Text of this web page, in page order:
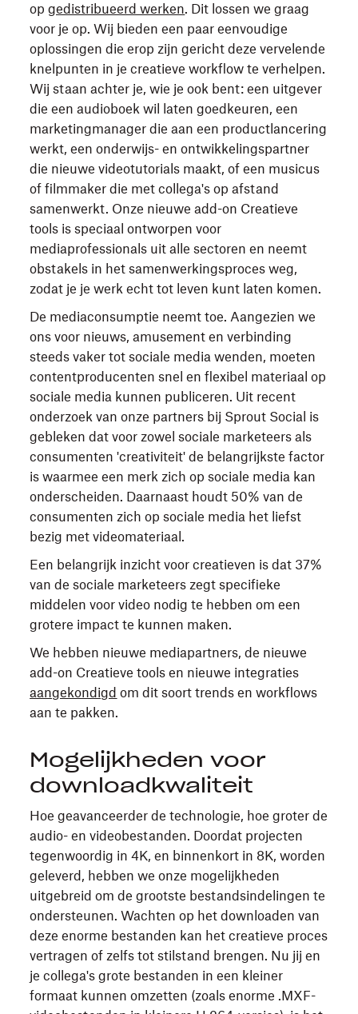
opgedistribueerd werken. Dit lossen we graag
voor je op. Wij bieden een paar eenvoudige
oplossingen die erop zijn gericht deze vervelende
knelpunten in je creatieve workflow te verhelpen.
Wij staan achter je, wie je ook bent: een uitgever
die een audioboek wil laten goedkeuren, een
marketingmanager die aan een productlancering
werkt, een onderwijs- en ontwikkelingspartner
die nieuwe videotutorials maakt, of een musicus
of filmmaker die met collega's op afstand
samenwerkt. Onze nieuwe add-on Creatieve
tools is speciaal ontworpen voor
mediaprofessionals uit alle sectoren en neemt
obstakels in het samenwerkingsproces weg,
zodat je je werk echt tot leven kunt laten komen.
De mediaconsumptie neemt toe. Aangezien we
ons voor nieuws, amusement en verbinding
steeds vaker tot sociale media wenden, moeten
contentproducenten snel en flexibel materiaal op
sociale media kunnen publiceren. Uit recent
onderzoek van onze partners bij Sprout Social is
gebleken dat voor zowel sociale marketeers als
consumenten 'creativiteit' de belangrijkste factor
is waarmee een merk zich op sociale media kan
onderscheiden. Daarnaast houdt 50% van de
consumenten zich op sociale media het liefst
bezig met videomateriaal.
Een belangrijk inzicht voor creatieven is dat 37%
van de sociale marketeers zegt specifieke
middelen voor video nodig te hebben om een
grotere impact te kunnen maken.
We hebben nieuwe mediapartners, de nieuwe
add-on Creatieve tools en nieuwe integraties
aangekondigd om dit soort trends en workflows
aan te pakken.
Mogelijkheden voor
downloadkwaliteit
Hoe geavanceerder de technologie, hoe groter de
audio- en videobestanden. Doordat projecten
tegenwoordig in 4K, en binnenkort in 8K, worden
geleverd, hebben we onze mogelijkheden
uitgebreid om de grootste bestandsindelingen te
ondersteunen. Wachten op het downloaden van
deze enorme bestanden kan het creatieve proces
vertragen of zelfs tot stilstand brengen. Nu jij en
je collega's grote bestanden in een kleiner
formaat kunnen omzetten (zoals enorme .MXF-